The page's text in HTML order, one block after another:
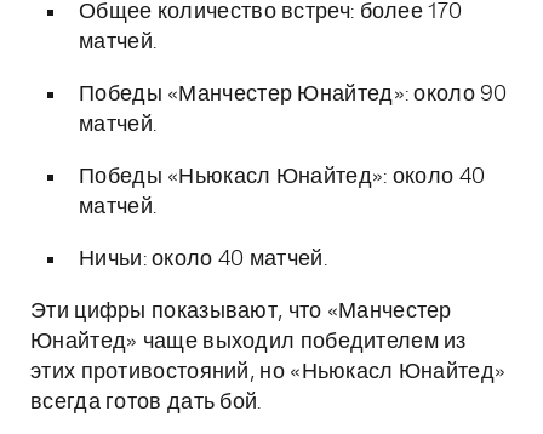
Общее количество встреч: более 170
матчей.
Победы «Манчестер Юнайтед»: около 90
матчей.
Победы «Ньюкасл Юнайтед»: около 40
матчей.
Ничьи: около 40 матчей.
Эти цифры показывают, что «Манчестер
Юнайтед» чаще выходил победителем из
этих противостояний, но «Ньюкасл Юнайтед»
всегда готов дать бой.